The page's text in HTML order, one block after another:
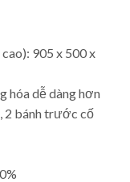
905 x 500 x
hóa dễ dàng hơn
2 bánh trước cố